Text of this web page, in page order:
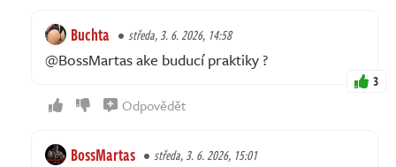
Buchta středa, 3. 6. 2026, 14:58
@BossMartas ake buducí praktiky ?
3
Odpovědět
BossMartas středa, 3. 6. 2026, 15:01